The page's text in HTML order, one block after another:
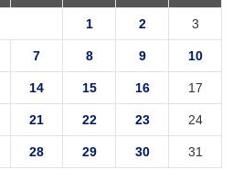
1 2 3
7 8 9 10
14 15 16 17
21 22 23 24
28 29 30
31